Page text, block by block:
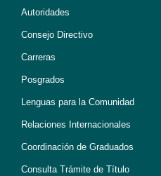
Autoridades
Consejo Directivo
Carreras
Posgrados
Lenguas para la Comunidad
Relaciones Internacionales
Coordinación de Graduados
Consulta Trámite de Título